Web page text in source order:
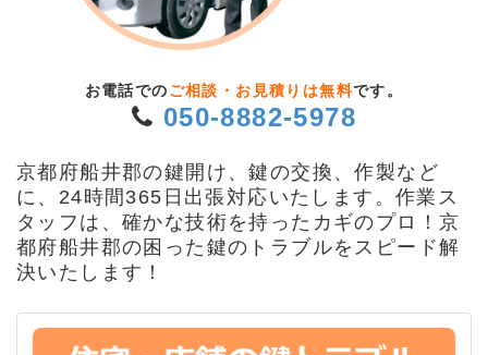
お電話での ご相談・お見積りは無料です。
050-8882-5978
京都府船井郡の鍵開け、鍵の交換、作製など
に、24時間365日出張対応いたします。作業ス
タッフは、確かな技術を持ったカギのプロ！京
都府船井郡の困った鍵のトラブルをスピード解
決いたします！